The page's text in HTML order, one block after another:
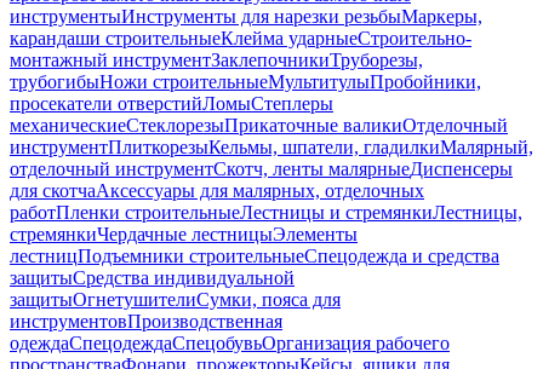
инструментыИнструменты для нарезки резьбыМаркеры,
карандаши строительныеКлейма ударныеСтроительно-
монтажный инструментЗаклепочникиТруборезы,
трубогибыНожи строительныеМультитулыПробойники,
просекатели отверстийЛомыСтеплеры
механическиеСтеклорезыПрикаточные валикиОтделочный
инструментПлиткорезыКельмы, шпатели, гладилкиМалярный,
отделочный инструментСкотч, ленты малярныеДиспенсеры
для скотчаАксессуары для малярных, отделочных
работПленки строительныеЛестницы и стремянкиЛестницы,
стремянкиЧердачные лестницыЭлементы
лестницПодъемники строительныеСпецодежда и средства
защитыСредства индивидуальной
защитыОгнетушителиСумки, пояса для
инструментовПроизводственная
одеждаСпецодеждаСпецобувьОрганизация рабочего
пространстваФонари, прожекторыКейсы, ящики для